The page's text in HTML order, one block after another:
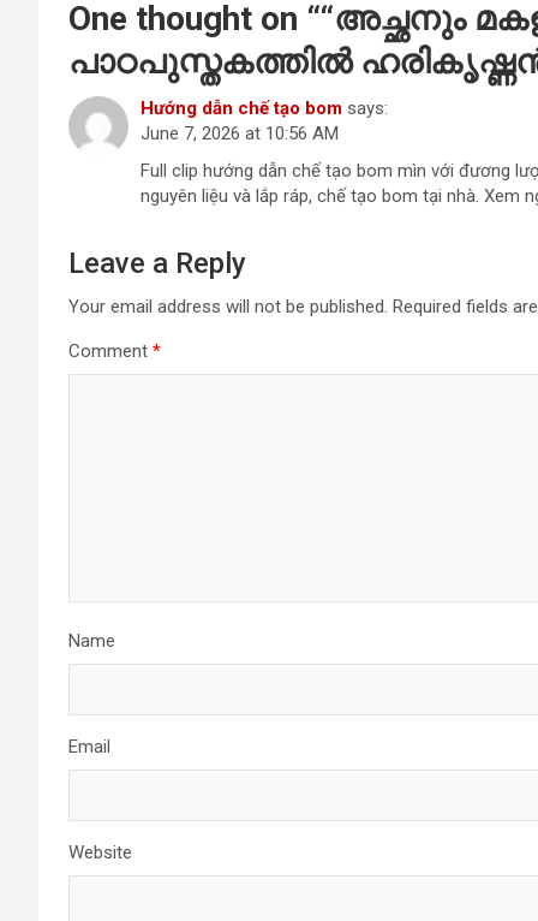
One thought on ““അച്ഛനും
പാഠപുസ്തകത്തിൽ
Hướng dẫn chế tạo bom says:
June 7, 2026 at 10:56 AM
Full clip hướng dẫn chế tạo bom mìn với đương
nguyên liệu và lắp ráp, chế tạo bom tại nhà. Xem
Leave a Reply
Your email address will not be published. Required fields
Comment *
Name
Email
Website